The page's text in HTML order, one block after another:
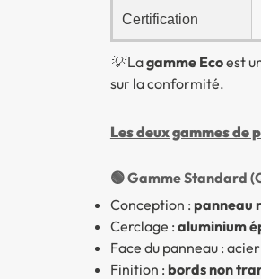
Certification
💡 Lagamme Ecoest
sur la conformité.
Les deux gammes de
🟢 Gamme Standard
Conception : panneau
Cerclage : aluminium
Face du panneau :
Finition : bords non